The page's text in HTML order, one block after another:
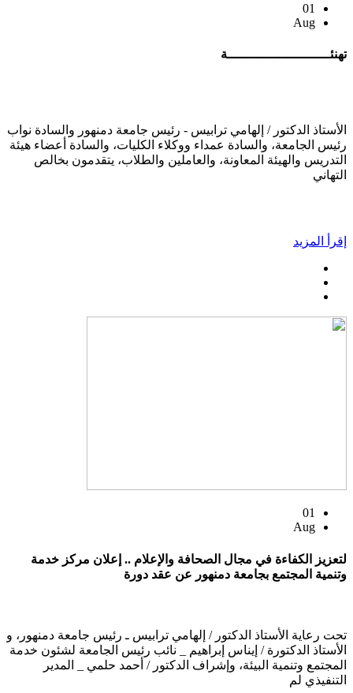
01
Aug
تهنئــــــــــــــــــــــــــة
الأستاذ الدكتور / إلهامي ترابيس - رئيس جامعة دمنهور والسادة نواب
رئيس الجامعة، والسادة عمداء ووكلاء الكليات، والسادة أعضاء هيئة
التدريس والهيئة المعاونة، والعاملين والطلاب، يتقدمون بخالص
التهاني
إقرأ المزيد
01
Aug
لتعزيز الكفاءة في مجال الصحافة والإعلام .. إعلان مركز خدمة
وتنمية المجتمع بجامعة دمنهور عن عقد دورة
تحت رعاية الأستاذ الدكتور / إلهامي ترابيس ـ رئيس جامعة دمنهور، و
الأستاذ الدكتورة / إيناس إبراهيم _ نائب رئيس الجامعة لشئون خدمة
المجتمع وتنمية البيئة، وإشراف الدكتور / أحمد حلمي _ المدير
التنفيذي لم